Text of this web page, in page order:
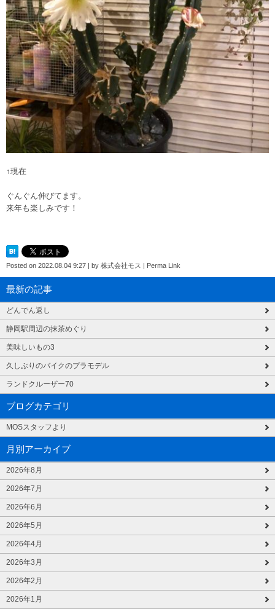
↑現在
ぐんぐん伸びてます。
来年も楽しみです！
Posted on 2022.08.04 9:27 | by 株式会社モス | Perma Link
最新の記事
どんでん返し
静岡駅周辺の抹茶めぐり
美味しいもの3
久しぶりのバイクのプラモデル
ランドクルーザー70
ブログカテゴリ
MOSスタッフより
月別アーカイブ
2026年8月
2026年7月
2026年6月
2026年5月
2026年4月
2026年3月
2026年2月
2026年1月